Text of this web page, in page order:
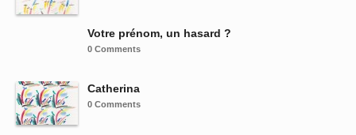
Votre prénom, un hasard ?
0 Comments
Catherina
0 Comments